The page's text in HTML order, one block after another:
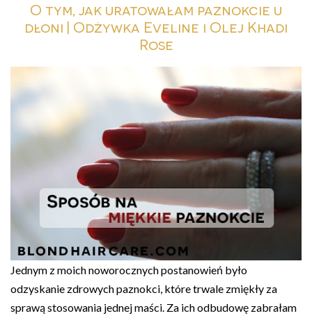
O tym, jak uratowałam paznokcie u
dłoni | Odżywka Eveline i Olej Khadi
Rose
Jednym z moich noworocznych postanowień było
odzyskanie zdrowych paznokci, które trwale zmiękły za
sprawą stosowania jednej maści. Za ich odbudowę zabrałam